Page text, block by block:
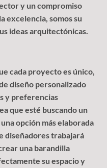
y un compromiso
excelencia, somos su
ideas arquitectónicas.
cada proyecto es único,
diseño personalizado
y preferencias
que esté buscando un
opción más elaborada
diseñadores trabajará
una barandilla
su espacio y